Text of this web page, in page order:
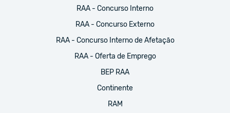
RAA - Concurso Interno
RAA - Concurso Externo
RAA - Concurso Interno de Afetação
RAA - Oferta de Emprego
BEP RAA
Continente
RAM